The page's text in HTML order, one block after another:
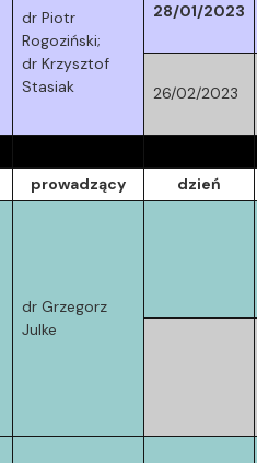
dr Piotr
Rogoziński;
dr Krzysztof
Stasiak
28/01/2023
26/02/2023
prowadzący dzień
dr Grzegorz
Julke